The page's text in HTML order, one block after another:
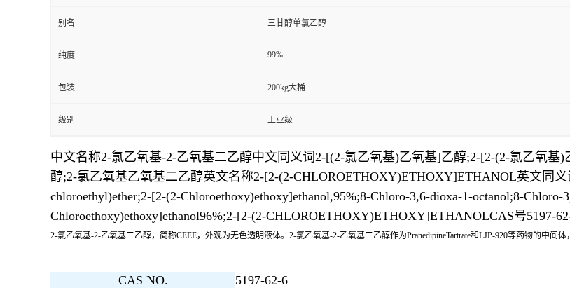
别名 三甘醇单氯乙醇
纯度 99%
包装 200kg大桶
级别 工业级
中文名称2-氯乙氧基-2-乙氧基二乙醇中文同义词2-[(2-氯乙氧基)乙氧基]乙醇;2-[2-(2-氯乙氧
醇;2-氯乙氧基乙氧基二乙醇英文名称2-[2-(2-CHLOROETHOXY)ETHOXY]ETHANOL英文同义
chloroethyl)ether;2-[2-(2-Chloroethoxy)ethoxy]ethanol,95%;8-Chloro-3,6-dioxa-1-octanol;8-Chloro-
Chloroethoxy)ethoxy]ethanol96%;2-[2-(2-CHLOROETHOXY)ETHOXY]ETHANOLCAS号5197-
2-氯乙氧基-2-乙氧基二乙醇，简称CEEE，外观为无色透明液体。2-氯乙氧基-2-乙氧基二乙醇作为PranedipineTartrate和LJP-920等药物的中间
CAS NO.
5197-62-6